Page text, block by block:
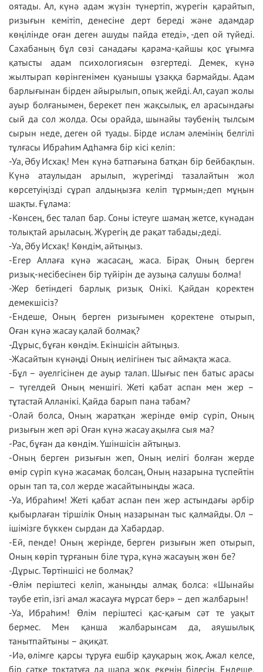
оятады. Ал, күнә адам жүзін түнертіп, жүрегін қарайтып,
ризығын кемітіп, денесіне дерт береді және адамдар
көңілінде оған деген ашуды пайда етеді», -деп ой түйеді.
Сахабаның бұл сөзі санадағы қарама-қайшы қос ұғымға
қатысты адам психологиясын өзгертеді. Демек, күнә
жылтырап көрінгенімен қуанышы ұзаққа бармайды. Адам
барлығынан бірден айырылып, опық жейді. Ал, сауап жолы
ауыр болғанымен, берекет пен жақсылық, ел арасындағы
сый да сол жолда. Осы орайда, шынайы тәубенің тылсым
сырын неде, деген ой туады. Бірде ислам әлемінің белгілі
тұлғасы Ибраһим Адһамға бір кісі келіп:
-Уа, Әбу Исхақ! Мен күнә батпағына батқан бір бейбақпын.
Күнә атаулыдан арылып, жүрегімді тазалайтын жол
көрсетуіңізді сұрап алдыңызға келіп тұрмын,-деп мұңын
шақты. Ғұлама:
-Көнсең, бес талап бар. Соны істеуге шамаң жетсе, күнәдан
толықтай арыласың. Жүрегің де рақат табады,-деді.
-Уа, Әбу Исхақ! Көндім, айтыңыз.
-Егер Аллаға күнә жасасаң, жаса. Бірақ Оның берген
ризық-несібесінен бір түйірін де аузыңа салушы болма!
-Жер бетіндегі барлық ризық Онікі. Қайдан қоректен
демекшісіз?
-Ендеше, Оның берген ризығымен қоректене отырып,
Оған күнә жасау қалай болмақ?
-Дұрыс, бұған көндім. Екіншісін айтыңыз.
-Жасайтын күнәңді Оның иелігінен тыс аймақта жаса.
-Бұл – әуелгісінен де ауыр талап. Шығыс пен батыс арасы
– түгелдей Оның меншігі. Жеті қабат аспан мен жер –
тұтастай Алланікі. Қайда барып пана табам?
-Олай болса, Оның жаратқан жерінде өмір сүріп, Оның
ризығын жеп әрі Оған күнә жасау ақылға сыя ма?
-Рас, бұған да көндім. Үшіншісін айтыңыз.
-Оның берген ризығын жеп, Оның иелігі болған жерде
өмір сүріп күнә жасамақ болсаң, Оның назарына түспейтін
орын тап та, сол жерде жасайтыныңды жаса.
-Уа, Ибраһим! Жеті қабат аспан пен жер астындағы әрбір
қыбырлаған тіршілік Оның назарынан тыс қалмайды. Ол –
ішімізге бүккен сырдан да Хабардар.
-Ей, пенде! Оның жерінде, берген ризығын жеп отырып,
Оның көріп тұрғанын біле тұра, күнә жасауың жөн бе?
-Дұрыс. Төртіншісі не болмақ?
-Өлім періштесі келіп, жаныңды алмақ болса: «Шынайы
тәубе етіп, ізгі амал жасауға мұрсат бер» – деп жалбарын!
-Уа, Ибраһим! Өлім періштесі қас-қағым сәт те уақыт
бермес. Мен қанша жалбарынсам да, аяушылық
танытпайтыны – ақиқат.
-Иә, өлімге қарсы тұруға ешбір қауқарың жоқ. Ажал келсе,
бір сәтке тоқтатуға да шара жоқ екенін білесің. Ендеше,